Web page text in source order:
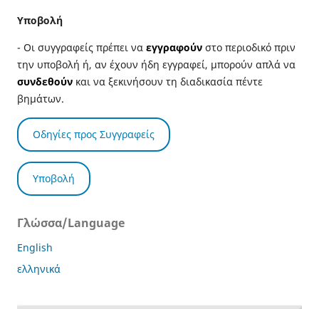
Υποβολή
- Οι συγγραφείς πρέπει να εγγραφούν στο περιοδικό πριν
την υποβολή ή, αν έχουν ήδη εγγραφεί, μπορούν απλά να
συνδεθούνκαι να ξεκινήσουν τη διαδικασία πέντε
βημάτων.
Οδηγίες προς Συγγραφείς
Υποβολή
Γλώσσα/Language
English
ελληνικά